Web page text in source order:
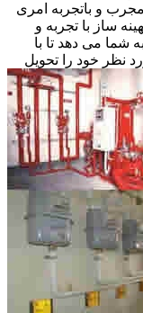
مجرب و باتجربه امری
ساز با تجربه و
شما می دهد تا با
نظر خود را تحویل